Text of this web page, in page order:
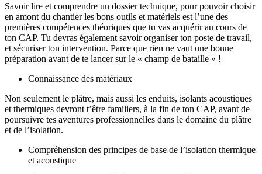
Savoir lire et comprendre un dossier technique, pour pouvoir choisir
en amont du chantier les bons outils et matériels est l’une des
premières compétences théoriques que tu vas acquérir au cours de
ton CAP. Tu devras également savoir organiser ton poste de travail,
et sécuriser ton intervention. Parce que rien ne vaut une bonne
préparation avant de te lancer sur le « champ de bataille » !
Connaissance des matériaux
Non seulement le plâtre, mais aussi les enduits, isolants acoustiques
et thermiques devront t’être familiers, à la fin de ton CAP, avant de
poursuivre tes aventures professionnelles dans le domaine du plâtre
et de l’isolation.
Compréhension des principes de base de l’isolation thermique
et acoustique